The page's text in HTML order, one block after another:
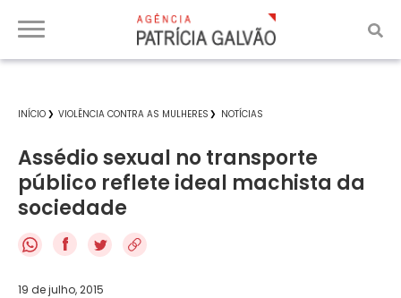
INÍCIO VIOLÊNCIA CONTRA AS MULHERES NOTÍCIAS
Assédio sexual no transporte
público reflete ideal machista da
sociedade
f
19 de julho, 2015